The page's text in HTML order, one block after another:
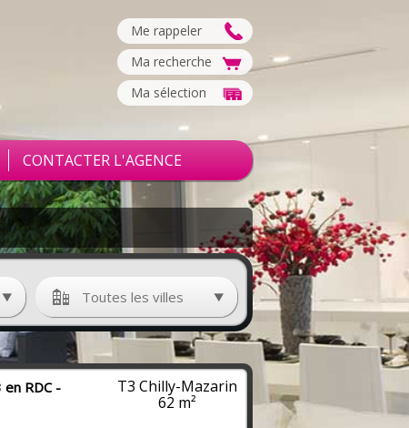
Me rappeler
Ma recherche
Ma sélection
CONTACTER L'AGENCE
Toutes les villes
en RDC -
T3 Chilly-Mazarin
62 m²